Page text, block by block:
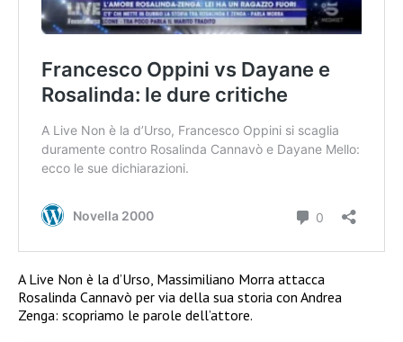
A Live Non è la d’Urso, Massimiliano Morra attacca
Rosalinda Cannavò per via della sua storia con Andrea
Zenga: scopriamo le parole dell’attore.